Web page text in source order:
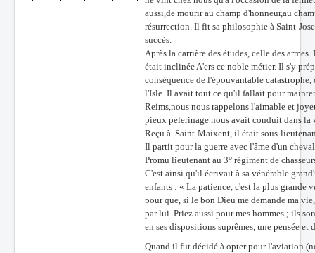
aussi,de mourir au champ d'honneur,au
résurrection. Il fit sa philosophie à Saint-
succès.
Après la carrière des études, celle des
était inclinée A'ers ce noble métier. Il s'y
conséquence de l'épouvantable
l'Isle. Il avait tout ce qu'il fallait pour
Reims,nous nous rappelons l'aimable et
pieux pèlerinage nous avait conduit dans
Reçu à. Saint-Maixent, il était sous-
Il partit pour la guerre avec l'âme d'un
Promu lieutenant au 3° régiment de
C'est ainsi qu'il écrivait à sa vénérable
enfants : « La patience, c'est la plus grande
pour que, si le bon Dieu me demande ma
par lui. Priez aussi pour mes hommes ; ils
en ses dispositions suprêmes, une pensée
Quand il fut décidé à opter pour l'aviation